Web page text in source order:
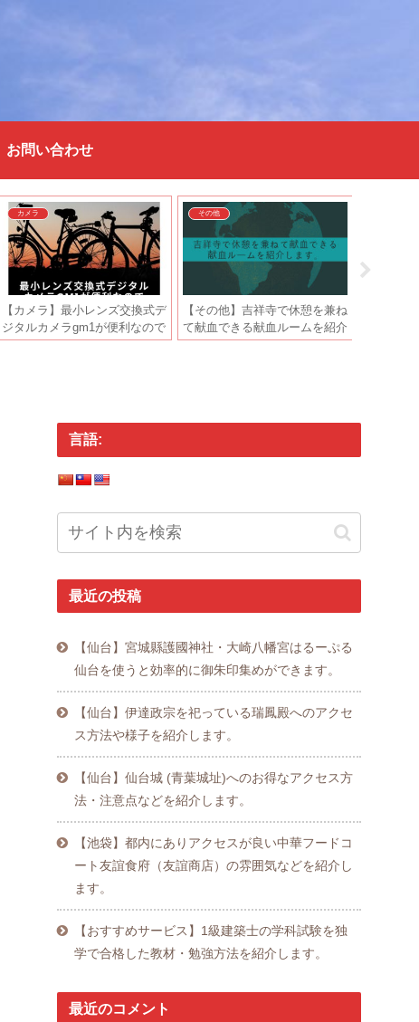
お問い合わせ
カメラ
【カメラ】最小レンズ交換式デ
ジタルカメラgm1が便利なので
紹介します。
その他
【その他】吉祥寺で休憩を兼ね
て献血できる献血ルームを紹介
します。
言語:
最近の投稿
【仙台】宮城縣護國神社・大崎八幡宮はるーぷる
仙台を使うと効率的に御朱印集めができます。
【仙台】伊達政宗を祀っている瑞鳳殿へのアクセ
ス方法や様子を紹介します。
【仙台】仙台城 (青葉城址)へのお得なアクセス方
法・注意点などを紹介します。
【池袋】都内にありアクセスが良い中華フードコ
ート友誼食府（友誼商店）の雰囲気などを紹介し
ます。
【おすすめサービス】1級建築士の学科試験を独
学で合格した教材・勉強方法を紹介します。
最近のコメント